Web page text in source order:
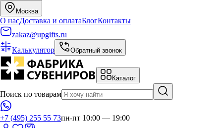
Москва
О насДоставка и оплатаБлогКонтакты
zakaz@upgifts.ru
Калькулятор
Обратный звонок
Каталог
Поиск по товарам
+7 (495) 255 55 73пн-пт 10:00 — 19:00